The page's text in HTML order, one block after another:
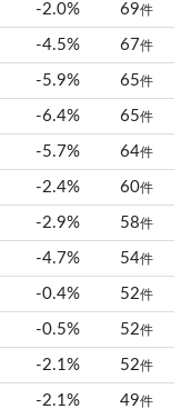
-2.0% 69件
-4.5% 67件
-5.9% 65件
-6.4% 65件
-5.7% 64件
-2.4% 60件
-2.9% 58件
-4.7% 54件
-0.4% 52件
-0.5% 52件
-2.1% 52件
-2.1% 49件